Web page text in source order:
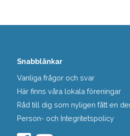
Snabblänkar
Vanliga frågor och svar
Här finns våra lokala föreningar
Råd till dig som nyligen fått en
Person- och Integritetspolicy